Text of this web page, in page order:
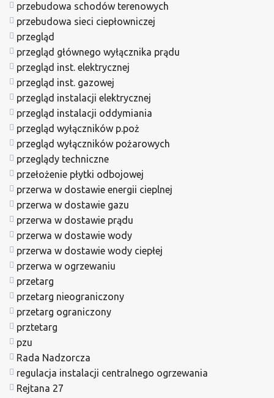
przebudowa schodów terenowych
przebudowa sieci ciepłowniczej
przegląd
przegląd głównego wyłącznika prądu
przegląd inst. elektrycznej
przegląd inst. gazowej
przegląd instalacji elektrycznej
przegląd instalacji oddymiania
przegląd wyłączników p.poż
przegląd wyłączników pożarowych
przeglądy techniczne
przełożenie płytki odbojowej
przerwa w dostawie energii cieplnej
przerwa w dostawie gazu
przerwa w dostawie prądu
przerwa w dostawie wody
przerwa w dostawie wody ciepłej
przerwa w ogrzewaniu
przetarg
przetarg nieograniczony
przetarg ograniczony
prztetarg
pzu
Rada Nadzorcza
regulacja instalacji centralnego ogrzewania
Rejtana 27